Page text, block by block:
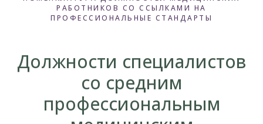
РАБОТНИКОВ СО ССЫЛКАМИ НА
ПРОФЕССИОНАЛЬНЫЕ СТАНДАРТЫ
Должности специалистов
со средним
профессиональным